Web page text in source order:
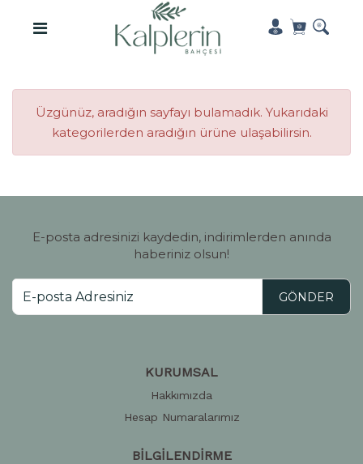
Üzgünüz, aradığın sayfayı bulamadık. Yukarıdaki
kategorilerden aradığın ürüne ulaşabilirsin.
E-posta adresinizi kaydedin, indirimlerden anında
haberiniz olsun!
GÖNDER
KURUMSAL
Hakkımızda
Hesap Numaralarımız
BİLGİLENDİRME